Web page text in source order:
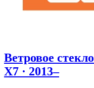
Ветровое стекло
X7 · 2013–